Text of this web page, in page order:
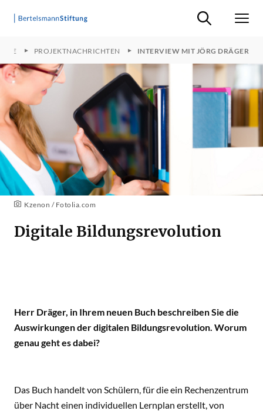
Suche ein-/
PROJEKTNACHRICHTEN INTERVIEW MIT JÖRG DRÄGER
Kzenon / Fotolia.com
Digitale Bildungsrevolution
Herr Dräger, in Ihrem neuen Buch beschreiben Sie die
Auswirkungen der digitalen Bildungsrevolution. Worum
genau geht es dabei?
Das Buch handelt von Schülern, für die ein Rechenzentrum
über Nacht einen individuellen Lernplan erstellt, von